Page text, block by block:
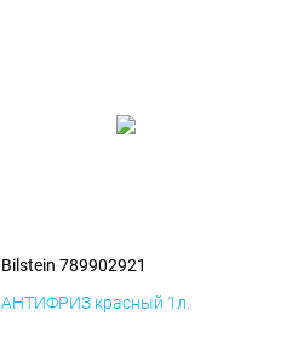
Bilstein 789902921
АНТИФРИЗ красный 1л.